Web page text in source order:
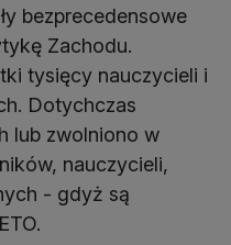
bezprecedensowe
Zachodu.
tysięcy nauczycieli i
Dotychczas
lub zwolniono w
nauczycieli,
- gdyż są